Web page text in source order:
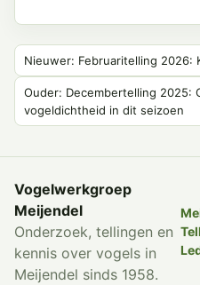
Nieuwer: Februaritelling 2026:
Ouder: Decembertelling 2025:
vogeldichtheid in dit seizoen
Vogelwerkgroep
Meijendel
Onderzoek, tellingen en
kennis over vogels in
Meijendel sinds 1958.